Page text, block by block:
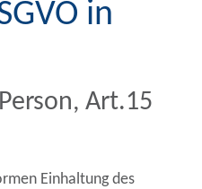
in
Art.15
Einhaltung des